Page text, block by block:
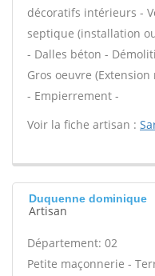
décoratifs intérieurs -
septique (installation
- Dalles béton -
Gros oeuvre
- Empierrement -
Voir la fiche artisan :
Duquenne dominique
Artisan
Département: 02
Petite maçonnerie -